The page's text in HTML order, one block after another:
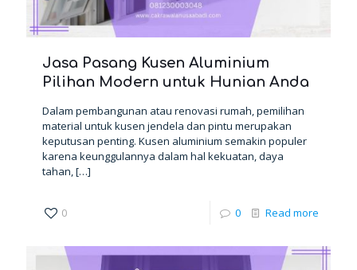
Jasa Pasang Kusen Aluminium
Pilihan Modern untuk Hunian Anda
Dalam pembangunan atau renovasi rumah, pemilihan
material untuk kusen jendela dan pintu merupakan
keputusan penting. Kusen aluminium semakin populer
karena keunggulannya dalam hal kekuatan, daya
tahan,[…]
0 0 Read more